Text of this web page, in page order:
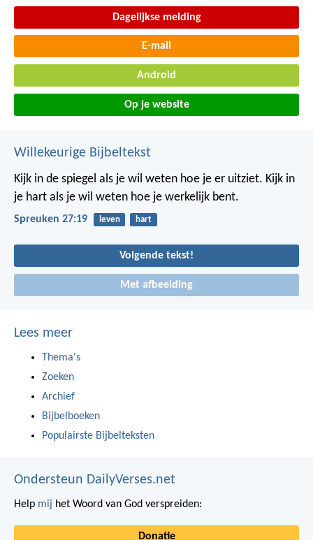
Dagelijkse melding
E-mail
Android
Op je website
Willekeurige Bijbeltekst
Kijk in de spiegel als je wil weten hoe je er uitziet. Kijk in
je hart als je wil weten hoe je werkelijk bent.
Spreuken 27:19 leven hart
Volgende tekst!
Met afbeelding
Lees meer
Thema's
Zoeken
Archief
Bijbelboeken
Populairste Bijbelteksten
Ondersteun DailyVerses.net
Help mij het Woord van God verspreiden:
Donatie